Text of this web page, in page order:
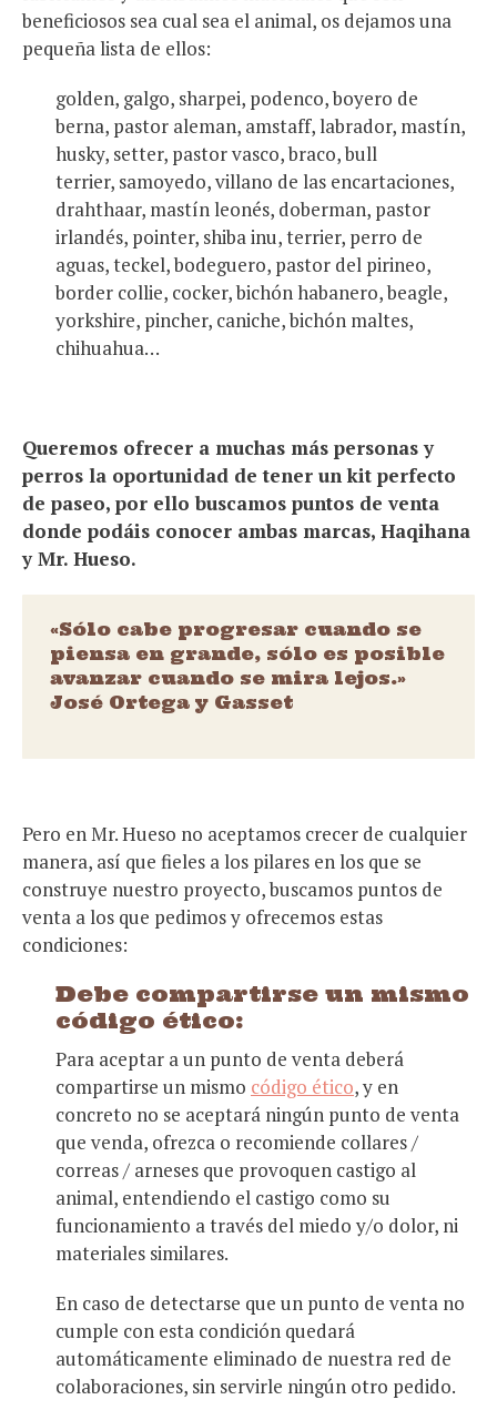
beneficiosos sea cual sea el animal, os dejamos una
pequeña lista de ellos:
golden, galgo, sharpei, podenco, boyero de
berna, pastor aleman, amstaff, labrador, mastín,
husky, setter, pastor vasco, braco, bull
terrier, samoyedo, villano de las encartaciones,
drahthaar, mastín leonés, doberman, pastor
irlandés, pointer, shiba inu, terrier, perro de
aguas, teckel, bodeguero, pastor del pirineo,
border collie, cocker, bichón habanero, beagle,
yorkshire, pincher, caniche, bichón maltes,
chihuahua…
Queremos ofrecer a muchas más personas y
perros la oportunidad de tener un kit perfecto
de paseo, por ello buscamos puntos de venta
donde podáis conocer ambas marcas, Haqihana
y Mr. Hueso.
«Sólo cabe progresar cuando se
piensa en grande, sólo es posible
avanzar cuando se mira lejos.»
José Ortega y Gasset
Pero en Mr. Hueso no aceptamos crecer de cualquier
manera, así que fieles a los pilares en los que se
construye nuestro proyecto, buscamos puntos de
venta a los que pedimos y ofrecemos estas
condiciones:
Debe compartirse un mismo
código ético:
Para aceptar a un punto de venta deberá
compartirse un mismo código ético, y en
concreto no se aceptará ningún punto de venta
que venda, ofrezca o recomiende collares /
correas / arneses que provoquen castigo al
animal, entendiendo el castigo como su
funcionamiento a través del miedo y/o dolor, ni
materiales similares.
En caso de detectarse que un punto de venta no
cumple con esta condición quedará
automáticamente eliminado de nuestra red de
colaboraciones, sin servirle ningún otro pedido.